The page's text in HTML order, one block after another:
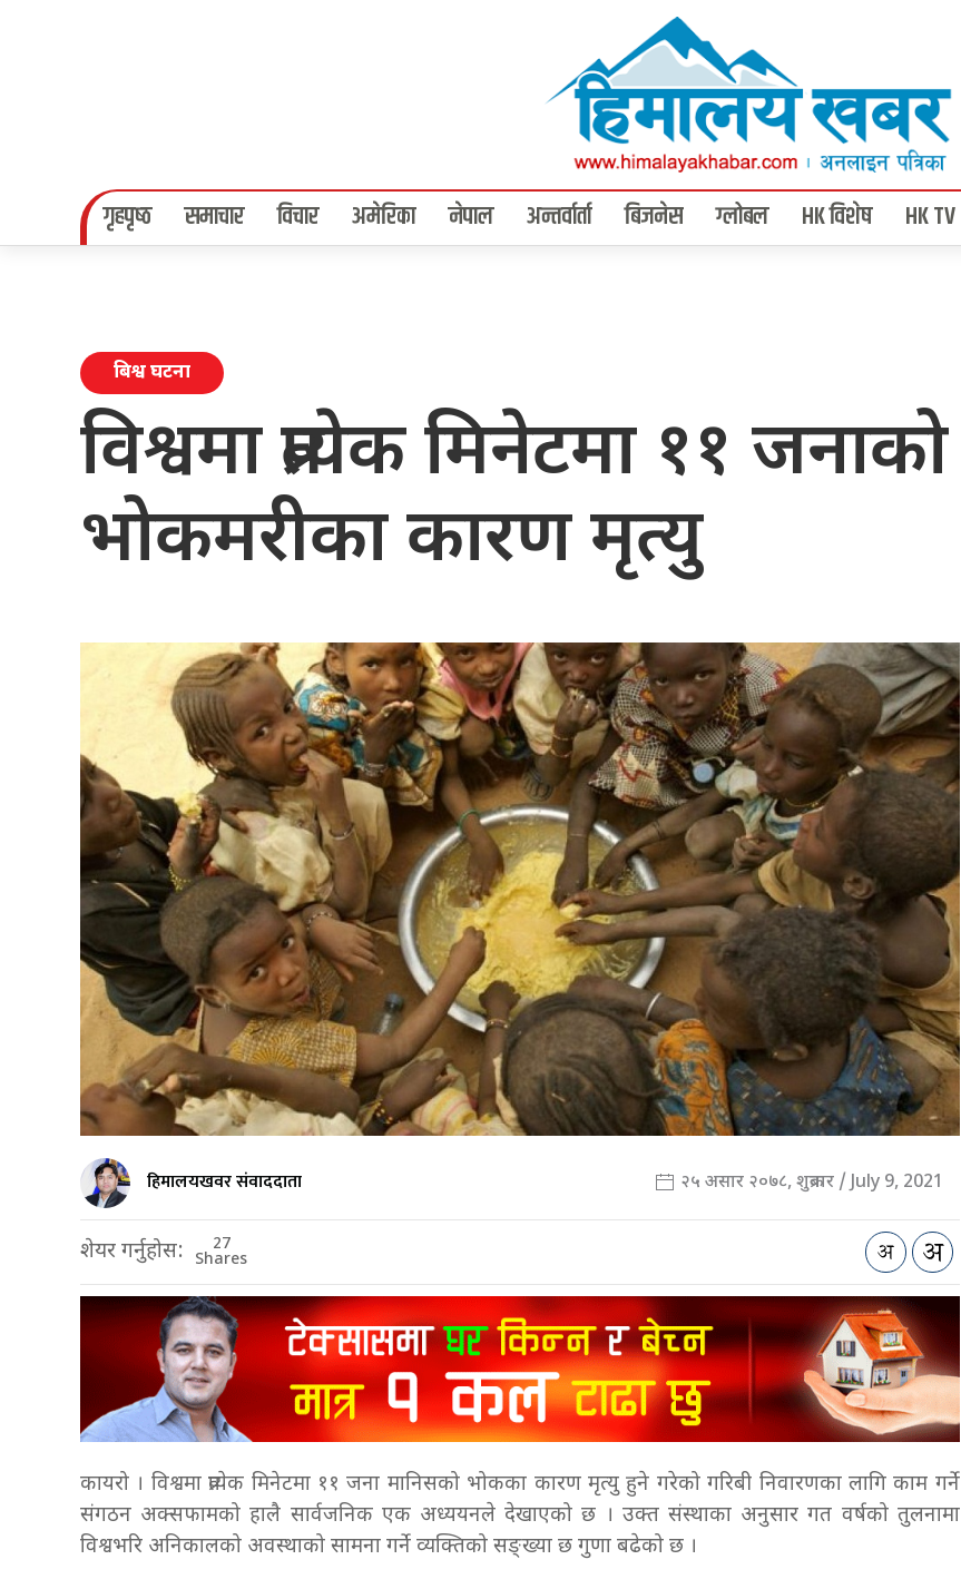
गृहपृष्‍ठ समाचार विचार अमेरिका नेपाल अन्तर्वार्ता बिजनेस ग्लोबल HK विशेष HK TV
बिश्व घटना
विश्वमा प्रत्येक मिनेटमा ११ जनाको
भोकमरीका कारण मृत्यु
हिमालयखवर संवाददाता २५ असार २०७८, शुक्रबार / July 9, 2021
शेयर गर्नुहोस: 27
Shares
कायरो । विश्वमा प्रत्येक मिनेटमा ११ जना मानिसको भोकका कारण मृत्यु हुने गरेको गरिबी निवारणका लागि काम गर्ने
संगठन अक्सफामको हालै सार्वजनिक एक अध्ययनले देखाएको छ । उक्त संस्थाका अनुसार गत वर्षको तुलनामा
विश्वभरि अनिकालको अवस्थाको सामना गर्ने व्यक्तिको सङ्ख्या छ गुणा बढेको छ ।